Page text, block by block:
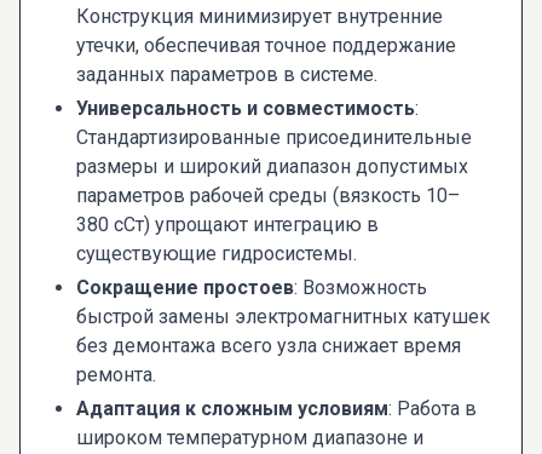
Конструкция минимизирует внутренние
утечки, обеспечивая точное поддержание
заданных параметров в системе.
Универсальность и совместимость:
Стандартизированные присоединительные
размеры и широкий диапазон допустимых
параметров рабочей среды (вязкость 10–
380 сСт) упрощают интеграцию в
существующие гидросистемы.
Сокращение простоев: Возможность
быстрой замены электромагнитных катушек
без демонтажа всего узла снижает время
ремонта.
Адаптация к сложным условиям: Работа в
широком температурном диапазоне и